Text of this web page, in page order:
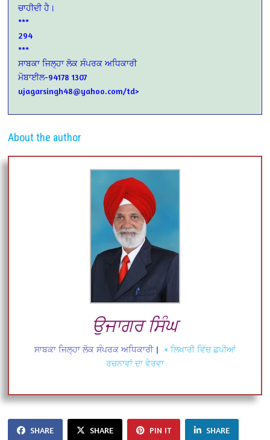
ਚਾਹੀਦੀ ਹੈ।
***
294
***
ਸਾਬਕਾ ਜਿਲ੍ਹਾ ਲੋਕ ਸੰਪਰਕ ਅਧਿਕਾਰੀ
ਮੋਬਾਈਲ-94178 1307
ujagarsingh48@yahoo.com/td>
About the author
ਉਜਾਗਰ ਸਿੰਘ
ਸਾਬਕਾ ਜਿਲ੍ਹਾ ਲੋਕ ਸੰਪਰਕ ਅਧਿਕਾਰੀ |
+ ਲਿਖਾਰੀ ਵਿੱਚ ਛਪੀਆਂ
ਰਚਨਾਵਾਂ ਦਾ ਵੇਰਵਾ
SHARE SHARE PIN IT SHARE